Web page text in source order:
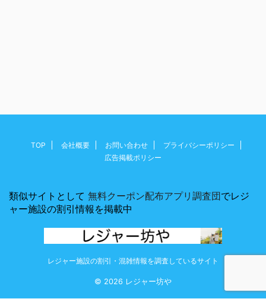
TOP 会社概要 お問い合わせ
プライバシーポリシー
広告掲載ポリシー
類似サイトとして 無料クーポン配布アプリ調査団でレジ
ャー施設の割引情報を掲載中
レジャー施設の割引・混雑情報を調査しているサイト
© 2026 レジャー坊や